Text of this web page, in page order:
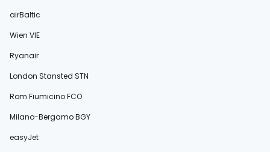
airBaltic
Wien VIE
Ryanair
London Stansted STN
Rom Fiumicino FCO
Milano-Bergamo BGY
easyJet